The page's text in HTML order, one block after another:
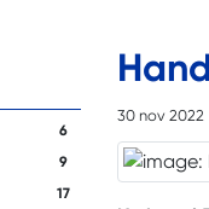
6
9
17
30 nov 2022